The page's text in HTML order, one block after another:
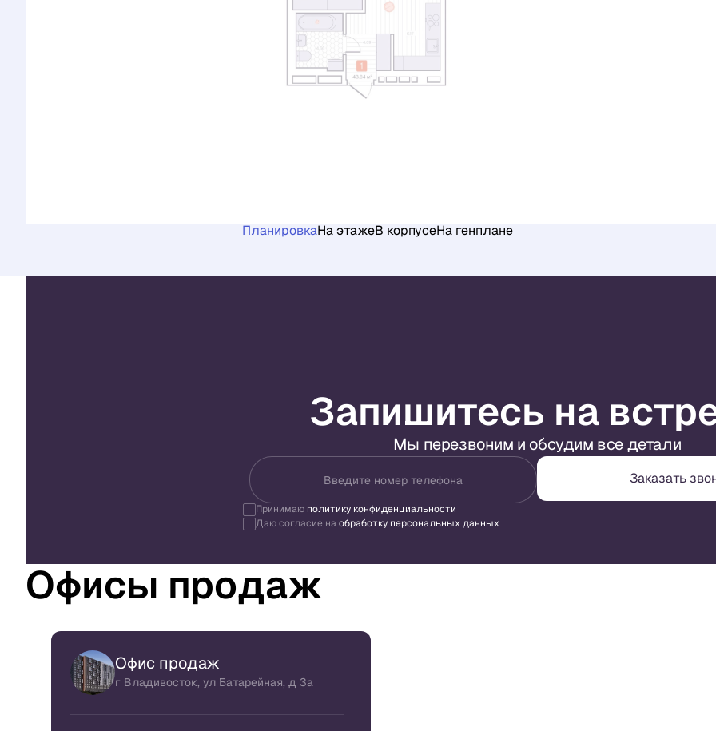
ПланировкаНа этажеВ корпусеНа генплане
Запишитесь на
Мы перезвоним и обсудим все детали
Введите номер телефона Заказать
Принимаю политику конфиденциальности
Даю согласие наобработку персональных данных
Офисы продаж
Офис продаж
г Владивосток, ул Батарейная, д 3а